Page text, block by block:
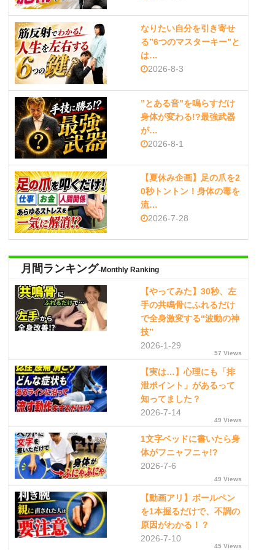
なりたい自分を引き寄せ
る”6つのマスターキー”と
は…
2026-8-3
”とある音”を鳴らすだけ
身体が変わる!?最強武器
が…
2026-8-1
【夏休み企画】足の爪を2
0秒トントン！身体の毒を
流…
2026-7-28
月間ランキング-Monthly Ranking
【やってみた】30秒、左
手の共鳴骨にふれるだけ
で全身激変する“波動の神
技”
2026-1-29
57 Views
【実は…】心理にも「排
泄ポイント」があるって
知ってました？
2026-7-14
49 Views
1文字ベッドに書いたら身
体がフニャフニャ!?
2026-7-6
49 Views
【動画アリ】ボールペン
を1本握るだけで、不調の
原因がわかる！？
2026-7-10
45 Views